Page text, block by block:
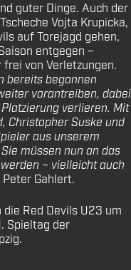
guter Dinge. Auch der
Vojta Krupicka,
auf Torejagd gehen,
entgegen –
von Verletzungen.
bereits begonnen
vorantreiben, dabei
verlieren. Mit
Christopher Suske und
aus unserem
müssen nun an das
– vielleicht auch
Peter Gahlert.
Red Devils U23 um
Spieltag der